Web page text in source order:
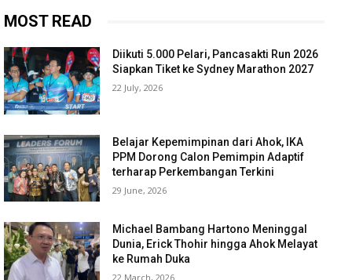
MOST READ
Diikuti 5.000 Pelari, Pancasakti Run 2026
Siapkan Tiket ke Sydney Marathon 2027
22 July, 2026
Belajar Kepemimpinan dari Ahok, IKA
PPM Dorong Calon Pemimpin Adaptif
terharap Perkembangan Terkini
29 June, 2026
Michael Bambang Hartono Meninggal
Dunia, Erick Thohir hingga Ahok Melayat
ke Rumah Duka
22 March, 2026